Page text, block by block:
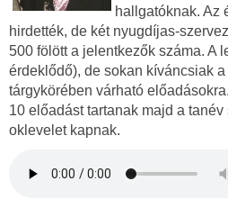
hallgatóknak. Az
hirdették, de két nyugdíjas-
500 fölött a jelentkezők száma. A
érdeklődő), de sokan kíváncsiak
tárgykörében várható
10 előadást tartanak majd a
oklevelet kapnak.